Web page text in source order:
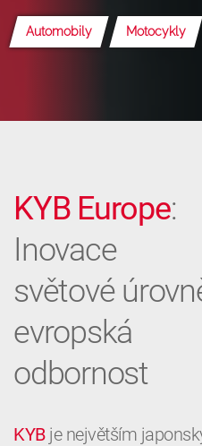
Automobily Motocykly
KYB Europe:
Inovace
světové
evropská
odbornost
KYBje největším